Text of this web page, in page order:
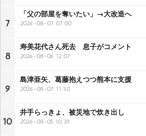
7
「父の部屋を奪いたい」→大改造へ
2026-08-07 07:00
8
寿美花代さん死去 息子がコメント
2026-08-06 12:07
9
島津亜矢、葛藤抱えつつ熊本に支援
2026-08-07 11:50
10
井手らっきょ、被災地で炊き出し
2026-08-05 10:39